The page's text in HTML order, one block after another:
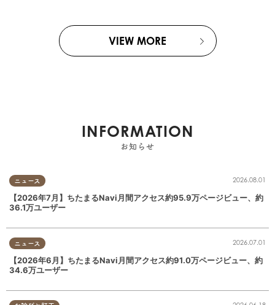
VIEW MORE
INFORMATION
お知らせ
ニュース 2026.08.01
【2026年7月】ちたまるNavi月間アクセス約95.9万ページビュー、約
36.1万ユーザー
ニュース 2026.07.01
【2026年6月】ちたまるNavi月間アクセス約91.0万ページビュー、約
34.6万ユーザー